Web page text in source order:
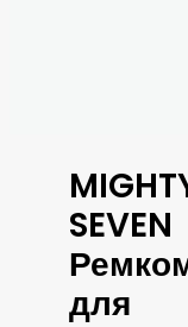
SEVEN
для